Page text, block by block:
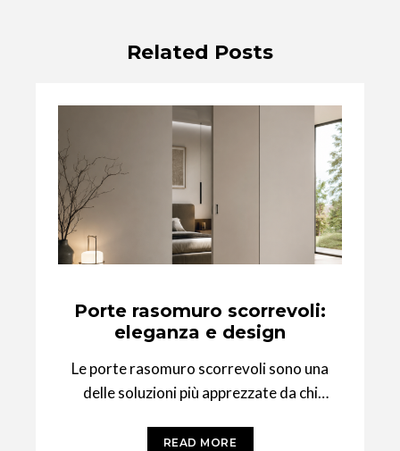
Related Posts
Porte rasomuro scorrevoli:
eleganza e design
Le porte rasomuro scorrevoli sono una
delle soluzioni più apprezzate da chi
funzionali. A differenza
READ MORE